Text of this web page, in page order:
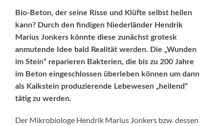
Bio-Beton, der seine Risse und Klüfte selbst heilen
kann? Durch den findigen Niederländer Hendrik
Marius Jonkers könnte diese zunächst grotesk
anmutende Idee bald Realität werden. Die „Wunden
im Stein“ reparieren Bakterien, die bis zu 200 Jahre
im Beton eingeschlossen überleben können um dann
als Kalkstein produzierende Lebewesen „heilend“
tätig zu werden.
Der Mikrobiologe Hendrik Marius Jonkers bzw. dessen